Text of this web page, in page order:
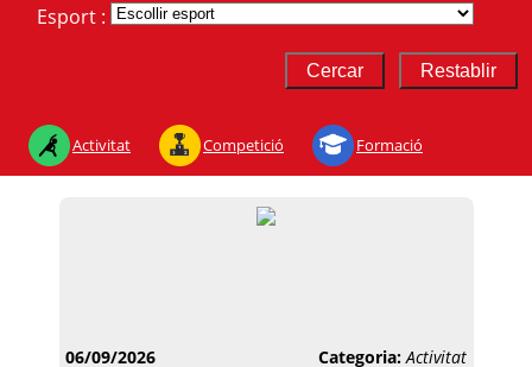
Esport :
Activitat Competició Formació
06/09/2026 Categoria: Activitat